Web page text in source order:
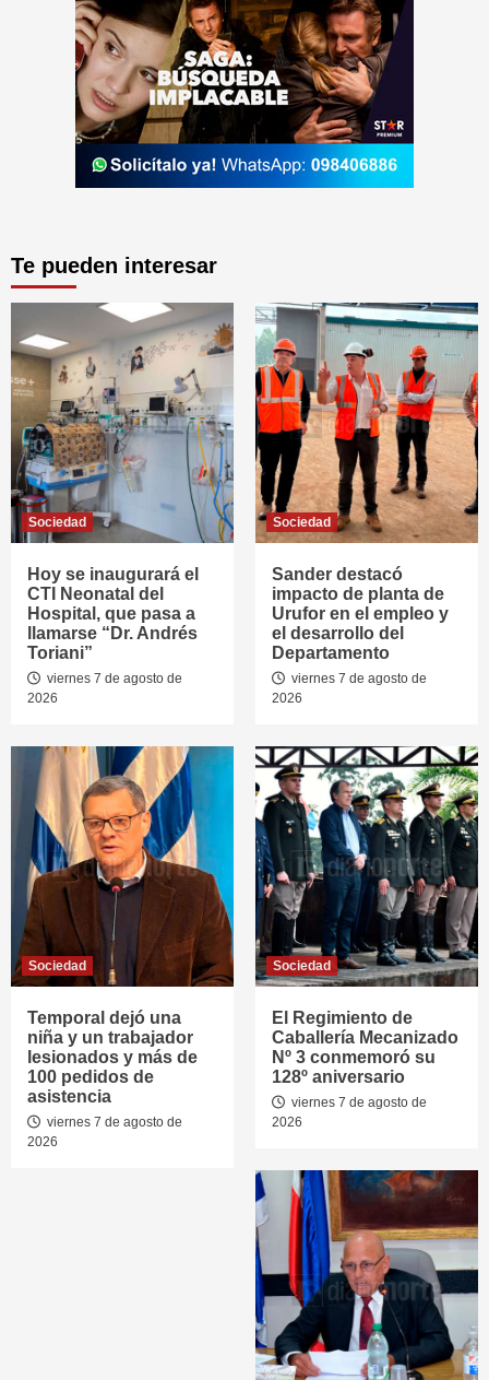
Te pueden interesar
Sociedad
Hoy se inaugurará el
CTI Neonatal del
Hospital, que pasa a
llamarse “Dr. Andrés
Toriani”
viernes 7 de agosto de
2026
Sociedad
Sander destacó
impacto de planta de
Urufor en el empleo y
el desarrollo del
Departamento
viernes 7 de agosto de
2026
Sociedad
Temporal dejó una
niña y un trabajador
lesionados y más de
100 pedidos de
asistencia
viernes 7 de agosto de
2026
Sociedad
El Regimiento de
Caballería Mecanizado
Nº 3 conmemoró su
128º aniversario
viernes 7 de agosto de
2026